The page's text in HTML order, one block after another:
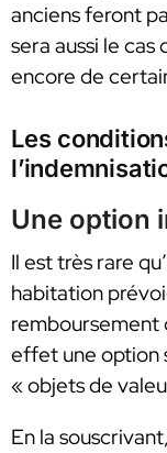
anciens feront
sera aussi le
encore de
Les
Une option
Il est très rare
habitation
remboursement
effet une option
« objets de
En la